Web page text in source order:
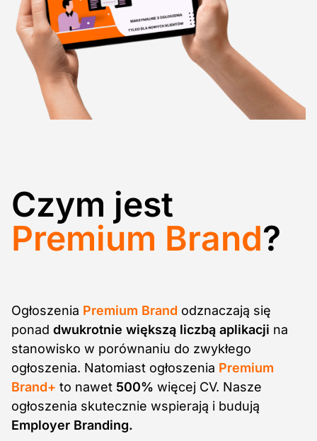
Czym jest
Premium Brand?
Ogłoszenia Premium Brand odznaczają się
ponad dwukrotnie większą liczbą aplikacji na
stanowisko w porównaniu do zwykłego
ogłoszenia. Natomiast ogłoszenia Premium
Brand+ to nawet 500% więcej CV. Nasze
ogłoszenia skutecznie wspierają i budują
Employer Branding.